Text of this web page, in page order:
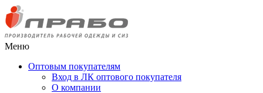
Меню
Оптовым покупателям
Вход в ЛК оптового покупателя
О компании